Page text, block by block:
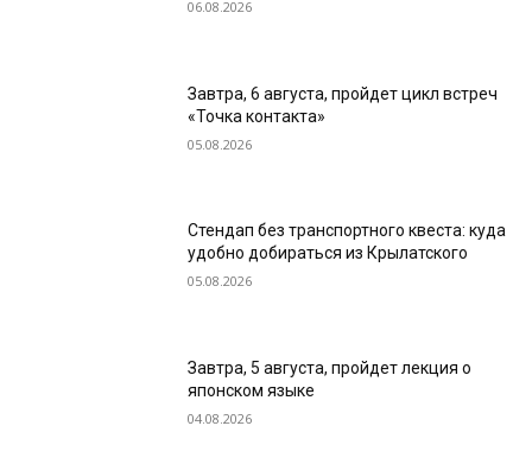
06.08.2026
Завтра, 6 августа, пройдет цикл встреч
«Точка контакта»
05.08.2026
Стендап без транспортного квеста: куда
удобно добираться из Крылатского
05.08.2026
Завтра, 5 августа, пройдет лекция о
японском языке
04.08.2026